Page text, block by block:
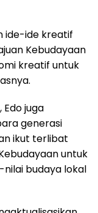
ide-ide kreatif
Kebudayaan
kreatif untuk
juga
generasi
ikut terlibat
untuk
budaya lokal